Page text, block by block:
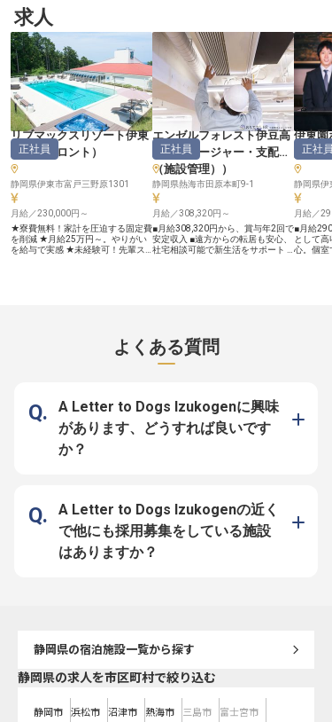
08月26日時点の情報です
なたのアイデアと行動力で、お客様
の記憶に残る特別な体験を創造して
ください。 おもてなしの心を大切
に、お客様の期待を超える感動を提
供できるよう、日々工夫を凝らして
います。 ーー【東京を拠点に広が
るキャリアと働きやすい環境】 東
京オフィスを拠点に、全国の施設へ
向けた営業・WEBマーケティング
業務に携わっていただきます。 自
社サイトやSNSの運用、売上管理、
データ分析など、幅広いスキルを身
につけながらキャリアアップを目指
せる環境です。 土日休みの年間休
日104日、社会保険完備、資格取得
支援制度など、安心して長く働ける
福利厚生も充実しており、あなたの
成長を会社全体でサポートいたしま
す。
※2024年
求人
リブマックスリゾート伊東
川奈（フロント ）
正社員
静岡県伊東市富戸三野原1301
月給／230,000円～
★寮費無料！家計を圧迫する固定費
を削減 ★月給25万円～。やりがい
を給与で実感 ★未経験可！先輩ス
客様に喜びを提供しています。海と
山の両方の魅力を感じられるこの場
ート運営やマンション事業など幅広
い領域で躍進を続ける「株式会社リ
ブマックス」。盤石な組織体制があ
協はありません。 具体的には、寮
の若手が主役となって活躍するこの
場所で、フロント実務や予約管理の
専門スキルを磨き、充実した昇給・
昇格システムを通じて自身の成長を
加速させてください。
エンゼルフォレスト伊豆高
原（マネージャー・支配人
（施設管理）
）
正社員
静岡県熱海市田原本町9-1
月給／308,320円～
■月給308,320円から、賞与年2回で
安定収入 ■遠方からの転居も安心、
社宅相談可能で新生活をサポート ■
備の管理から宿泊施設の開発・改善
まで、幅広い業務を通じてお客様の
満足度を追求します。 お客様の笑
ナルとして成長できる環境です。
お客様にとって忘れられない思い出
作りに貢献しませんか。 ーー【キ
ャリアアップを応援する働きやすい
え、引越し補助や各種資格取得お祝
い金制度など、あなたの頑張りをし
っかりと評価し、サポートする体制
が整っています。 社員の成長を大
切にする職場で、共に未来を創造し
伊東園
人・
正社員
静岡県伊
月給／
■月給
として
心。個室
ーー【キ
能。年
得実績も
よくある質問
A Letter to Dogs Izukogenに興味
があります、どうすれば良いです
か？
A Letter to Dogs Izukogenの近く
で他にも採用募集をしている施設
はありますか？
静岡県の宿泊施設一覧から探す
静岡県の求人を市区町村で絞り込む
静岡市 浜松市 沼津市 熱海市 三島市 富士宮市